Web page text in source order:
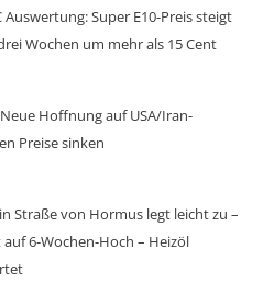
Auswertung: Super E10-Preis steigt
Wochen um mehr als 15 Cent
Hoffnung auf USA/Iran-
Preise sinken
Straße von Hormus legt leicht zu –
auf 6-Wochen-Hoch – Heizöl